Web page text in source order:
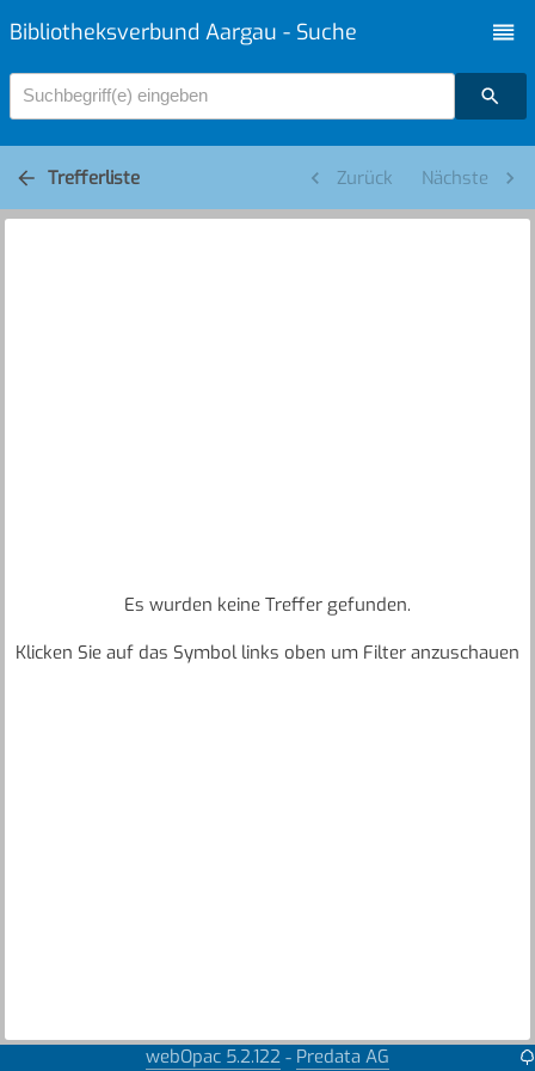
Bibliotheksverbund Aargau - Suche
Suchbegriff(e) eingeben
Trefferliste Zurück Nächste
Es wurden keine Treffer gefunden.
Klicken Sie auf das Symbol links oben um Filter anzuschauen
webOpac 5.2.122 - Predata AG